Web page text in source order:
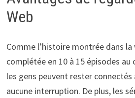
Web
Comme l’histoire montrée dans
complétée en 10 à 15 épisodes au
les gens peuvent rester connectés
aucune interruption. De plus, les